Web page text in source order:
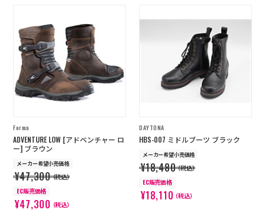
コーポレートサイト
採用情報
利用規約
商品レビュー利用規約
プライバシーポリシー
返金ポリシー
カスタマーハラスメントに対する方
Forma
ADVENTURE LOW [アドベンチャー ロ
ー] ブラウン
メーカー希望小売価格
¥47,300（税込）
EC販売価格
¥47,300（税込）
DAYTONA
HBS-007 ミドルブーツ ブラック
メーカー希望小売価格
¥18,480（税込）
EC販売価格
¥18,110（税込）